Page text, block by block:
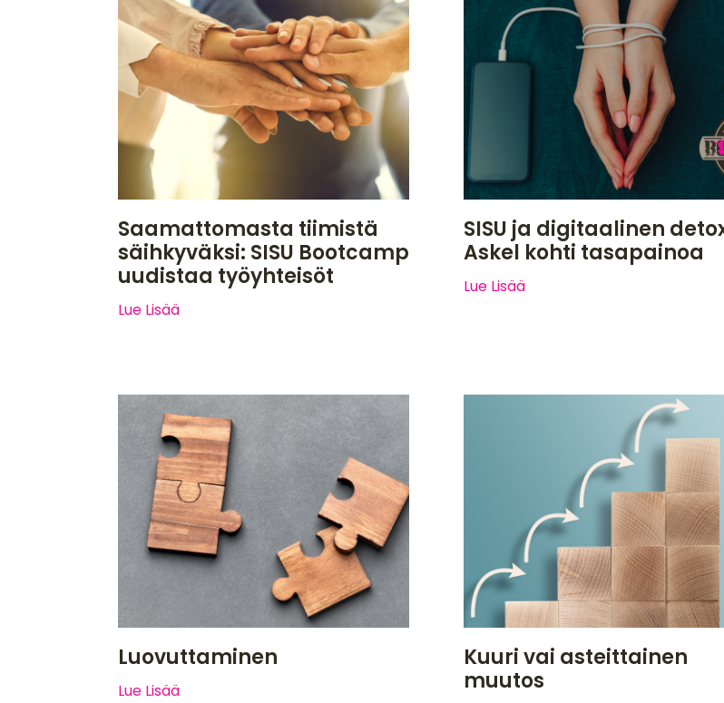
Saamattomasta tiimistä
säihkyväksi: SISU Bootcamp
uudistaa työyhteisöt
Lue Lisää
SISU ja digitaalinen
Askel kohti tasapainoa
Lue Lisää
Luovuttaminen
Lue Lisää
Kuuri vai asteittainen
muutos